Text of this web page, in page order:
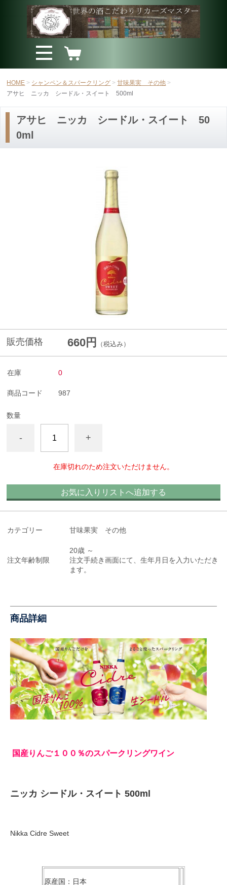
HOME シャンペン＆スパークリング
甘味果実 その他
アサヒ ニッカ シードル・スイート 500ml
アサヒ ニッカ シードル・スイート 50
0ml
販売価格 660円 （税込み）
在庫 0
商品コード 987
数量
- +
在庫切れのため注文いただけません。
お気に入りリストへ追加する
カテゴリー 甘味果実 その他
注文年齢制限
20歳 ～
注文手続き画面にて、生年月日を入力いただき
ます。
商品詳細
国産りんご１００％のスパークリングワイン
ニッカ シードル・スイート 500ml
Nikka Cidre Sweet
原産国：日本